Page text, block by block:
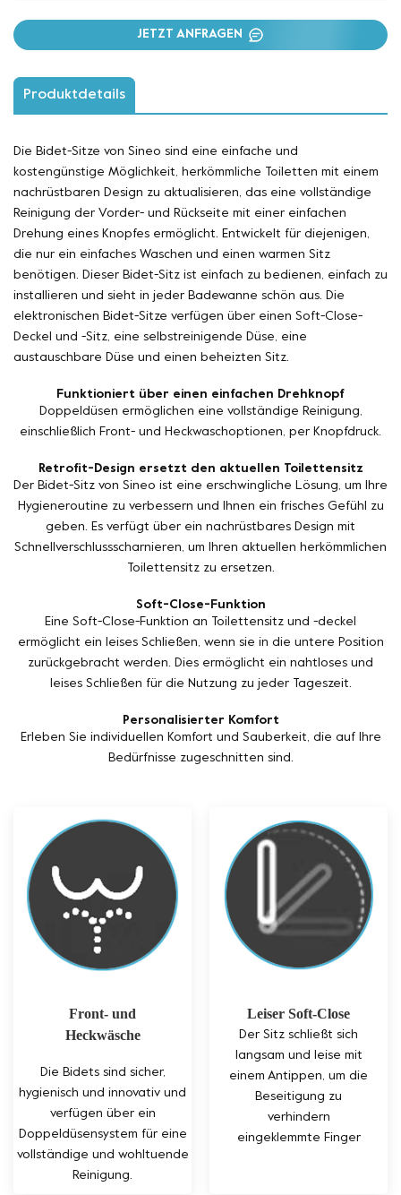
JETZT ANFRAGEN
Produktdetails
Die Bidet-Sitze von Sineo sind eine einfache und
kostengünstige Möglichkeit, herkömmliche Toiletten mit einem
nachrüstbaren Design zu aktualisieren, das eine vollständige
Reinigung der Vorder- und Rückseite mit einer einfachen
Drehung eines Knopfes ermöglicht. Entwickelt für diejenigen,
die nur ein einfaches Waschen und einen warmen Sitz
benötigen. Dieser Bidet-Sitz ist einfach zu bedienen, einfach zu
installieren und sieht in jeder Badewanne schön aus. Die
elektronischen Bidet-Sitze verfügen über einen Soft-Close-
Deckel und -Sitz, eine selbstreinigende Düse, eine
austauschbare Düse und einen beheizten Sitz.
Funktioniert über einen einfachen Drehknopf
Doppeldüsen ermöglichen eine vollständige Reinigung,
einschließlich Front- und Heckwaschoptionen, per Knopfdruck.
Retrofit-Design ersetzt den aktuellen Toilettensitz
Der Bidet-Sitz von Sineo ist eine erschwingliche Lösung, um Ihre
Hygieneroutine zu verbessern und Ihnen ein frisches Gefühl zu
geben. Es verfügt über ein nachrüstbares Design mit
Schnellverschlussscharnieren, um Ihren aktuellen herkömmlichen
Toilettensitz zu ersetzen.
Soft-Close-Funktion
Eine Soft-Close-Funktion an Toilettensitz und -deckel
ermöglicht ein leises Schließen, wenn sie in die untere Position
zurückgebracht werden. Dies ermöglicht ein nahtloses und
leises Schließen für die Nutzung zu jeder Tageszeit.
Personalisierter Komfort
Erleben Sie individuellen Komfort und Sauberkeit, die auf Ihre
Bedürfnisse zugeschnitten sind.
Front- und
Heckwäsche
Die Bidets sind sicher,
hygienisch und innovativ und
verfügen über ein
Doppeldüsensystem für eine
vollständige und wohltuende
Reinigung.
Leiser Soft-Close
Der Sitz schließt sich
langsam und leise mit
einem Antippen, um die
Beseitigung zu
verhindern
eingeklemmte Finger